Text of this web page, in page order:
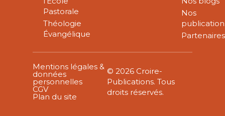
Pastorale
Théologie
Évangélique
Nos
Partenaires
Mentions légales &
données
personnelles
CGV
Plan du site
© 2026 Croire-
Publications. Tous
droits réservés.